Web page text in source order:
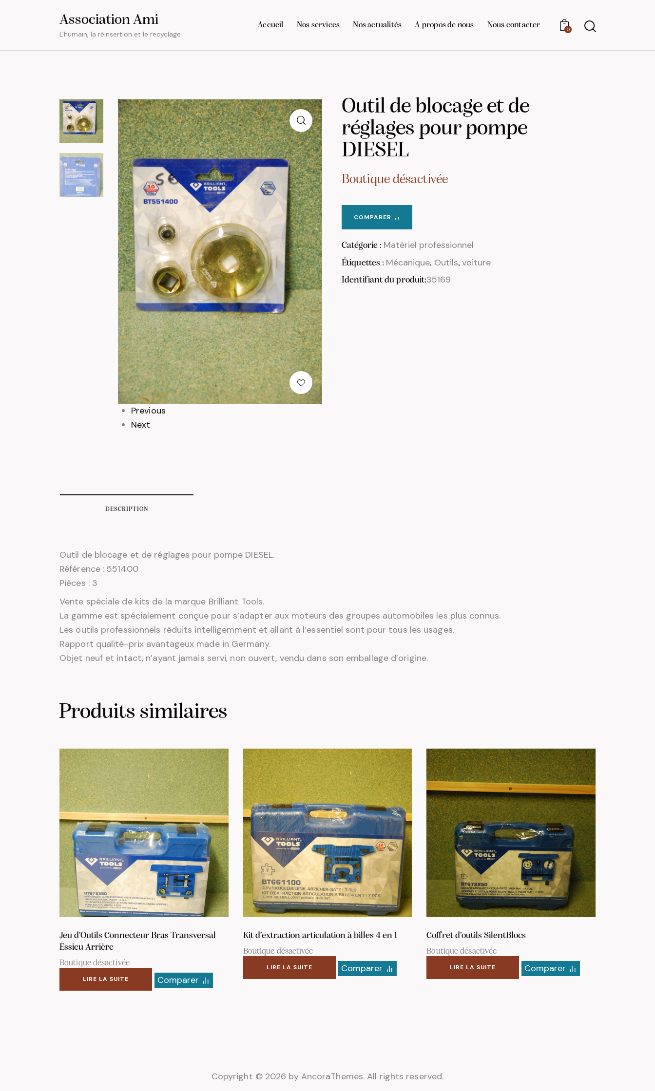
Association Ami
L'humain, la réinsertion et le recyclage
Accueil Nos services Nos actualités A propos de nous Nous contacter
0
nullnull
Previous
Next
Outil de blocage et de
réglages pour pompe
DIESEL
Boutique désactivée
COMPARER
Catégorie : Matériel professionnel
Étiquettes : Mécanique, Outils, voiture
Identifiant du produit:35169
DESCRIPTION
Outil de blocage et de réglages pour pompe DIESEL.
Référence : 551400
Pièces : 3
Vente spéciale de kits de la marque Brilliant Tools.
La gamme est spécialement conçue pour s’adapter aux moteurs des groupes automobiles les plus connus.
Les outils professionnels réduits intelligemment et allant à l’essentiel sont pour tous les usages.
Rapport qualité-prix avantageux made in Germany.
Objet neuf et intact, n’ayant jamais servi, non ouvert, vendu dans son emballage d’origine.
Produits similaires
Jeu d’Outils Connecteur Bras Transversal
Essieu Arrière
Boutique désactivée
LIRE LA SUITE Comparer
Kit d’extraction articulation à billes 4 en 1
Boutique désactivée
LIRE LA SUITE Comparer
Coffret d’outils SilentBlocs
Boutique désactivée
LIRE LA SUITE Comparer
Copyright © 2026 by AncoraThemes. All rights reserved.